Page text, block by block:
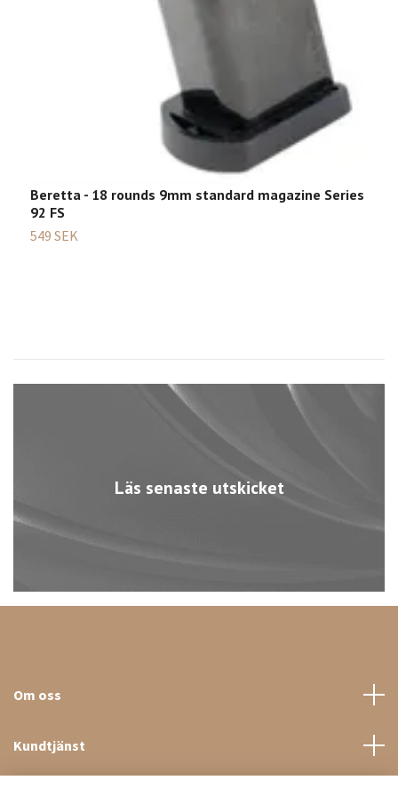
Läs senaste utskicket
Beretta - 18 rounds 9mm standard magazine Series
92 FS
549 SEK
Om oss
Kundtjänst